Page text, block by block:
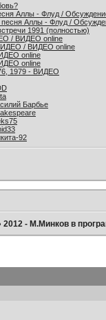
Аллы - Флуд /
Аллы - Флуд /
1991 (полностью)
/ ВИДЕО online
/ ВИДЕО online
online
online
1979 - ВИДЕО
Барбье
92
2012 - М.Минков в